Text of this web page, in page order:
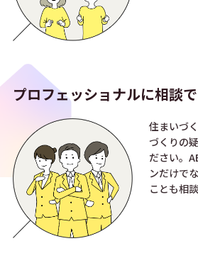
プロフェッショナルに相談
住まいづ
づくりの
ださい。
ンだけで
ことも相